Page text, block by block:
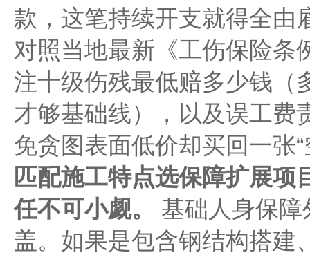
款，这笔持续开支就得全由
对照当地最新《工伤保险条
注十级伤残最低赔多少钱（
才够基础线），以及误工费
免贪图表面低价却买回一张“
匹配施工特点选保障扩展项
任不可小觑。
基础人身保
盖。如果是包含钢结构搭建